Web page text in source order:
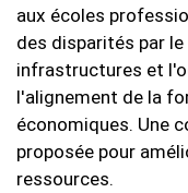
aux écoles
des disparités par
infrastructures et
l'alignement de la
économiques. Une
proposée pour
ressources.